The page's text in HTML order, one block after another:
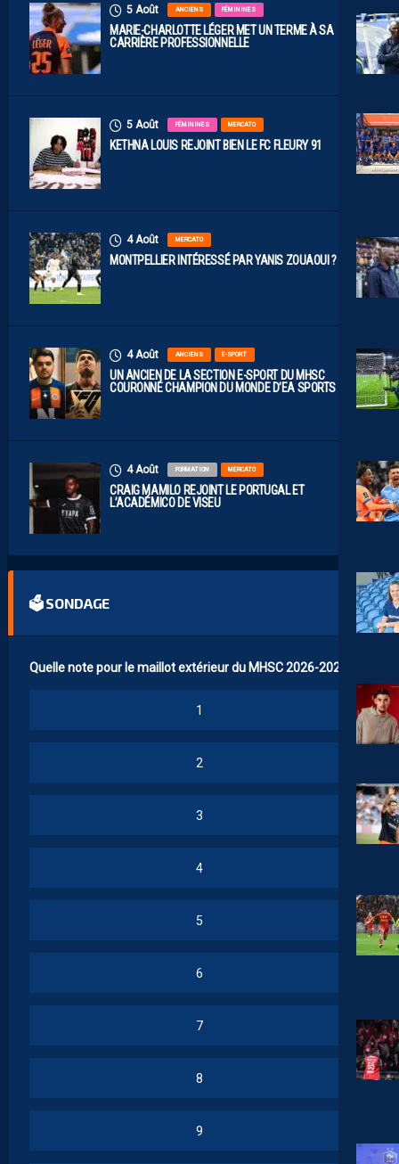
5 Août ANCIENS FÉMININES
MARIE-CHARLOTTE LÉGER MET UN TERME À SA
CARRIÈRE PROFESSIONNELLE
5 Août FÉMININES MERCATO
KETHNA LOUIS REJOINT BIEN LE FC FLEURY 91
4 Août MERCATO
MONTPELLIER INTÉRESSÉ PAR YANIS ZOUAOUI ?
4 Août ANCIENS E-SPORT
UN ANCIEN DE LA SECTION E-SPORT DU MHSC
COURONNÉ CHAMPION DU MONDE D’EA SPORTS FC
4 Août FORMATION MERCATO
CRAIG MAMILO REJOINT LE PORTUGAL ET
L’ACADÉMICO DE VISEU
🗳 SONDAGE
Quelle note pour le maillot extérieur du MHSC 2026-2027 ?
1
2
3
4
5
6
7
8
9